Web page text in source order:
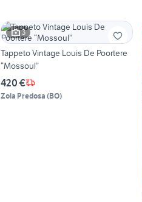
3
Tappeto Vintage Louis De Poortere
“Mossoul”
420 €
Zola Predosa (BO)